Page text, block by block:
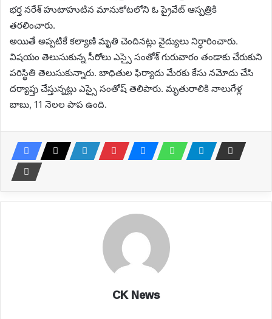
భర్త నరేశ్‌ హుటాహుటిన మానుకోటలోని ఓ ప్రైవేట్‌ ఆస్పత్రికి
తరలించారు.
అయితే అప్పటికే కల్యాణి మృతి చెందినట్లు వైద్యులు నిర్ధారించారు.
విషయం తెలుసుకున్న సీరోలు ఎస్సై సంతోశ్‌ గురువారం తండాకు చేరుకుని
పరిస్థితి తెలుసుకున్నారు. బాధితుల ఫిర్యాదు మేరకు కేసు నమోదు చేసి
దర్యాప్తు చేస్తున్నట్లు ఎస్సై సంతోష్‌ తెలిపారు. మృతురాలికి నాలుగేళ్ల
బాబు, 11 నెలల పాప ఉంది.
CK News